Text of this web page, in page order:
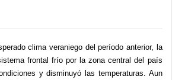
clima veraniego del período anterior, la
frontal frío por la zona central del país
y disminuyó las temperaturas. Aun